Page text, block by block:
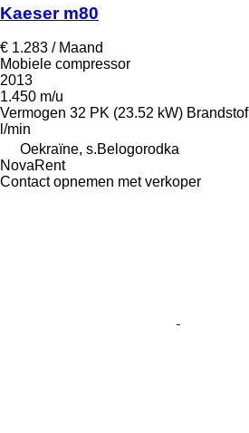
Kaeser m80
€ 1.283 / Maand
Mobiele compressor
2013
1.450 m/u
Vermogen 32 PK (23.52 kW) Brandstof
l/min
Oekraïne, s.Belogorodka
NovaRent
Contact opnemen met verkoper